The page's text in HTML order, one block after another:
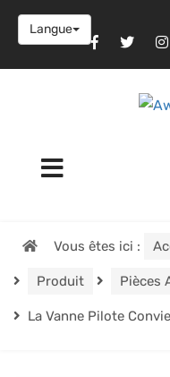
Langue
Vous êtes ici :
Produit Pièces
La Vanne Pilote